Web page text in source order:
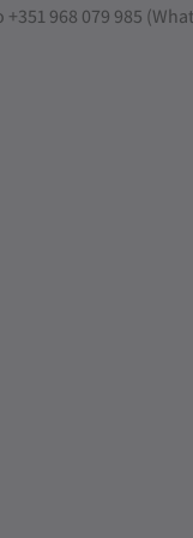
968 079 985